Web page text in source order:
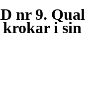
nr 9. Qual
krokar i sin